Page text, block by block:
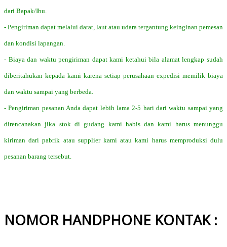
dari Bapak/Ibu.
- Pengiriman dapat melalui darat, laut atau udara tergantung keinginan pemesan
dan kondisi lapangan.
- Biaya dan waktu pengiriman dapat kami ketahui bila alamat lengkap sudah
diberitahukan kepada kami karena setiap perusahaan expedisi memilik biaya
dan waktu sampai yang berbeda.
- Pengiriman pesanan Anda dapat lebih lama 2-5 hari dari waktu sampai yang
direncanakan jika stok di gudang kami habis dan kami harus menunggu
kiriman dari pabrik atau supplier kami atau kami harus memproduksi dulu
pesanan barang tersebut.
NOMOR HANDPHONE KONTAK :